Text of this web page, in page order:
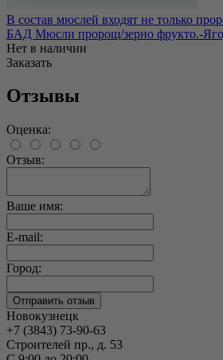
В состав мюслей входят не только
БАД Мюсли пророщ/зерно фрукто.-
Нет в наличии
Заказать
Отзывы
Оценка:
Отзыв:
Ваше имя:
E-mail:
Город:
Новокузнецк
+7 (3843) 73-90-63
Строителей пр., д. 53